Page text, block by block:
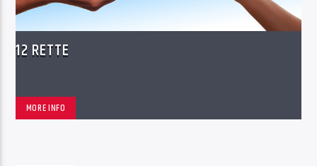
12 RETTE
MORE INFO